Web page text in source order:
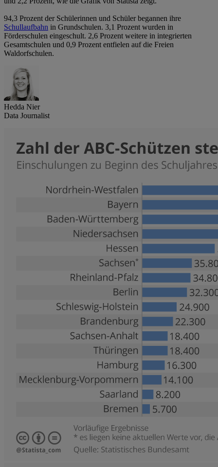
94,3 Prozent der Schülerinnen und Schüler begannen ihre
Schullaufbahn in Grundschulen. 3,1 Prozent wurden in
Förderschulen eingeschult. 2,6 Prozent weitere in integrierten
Gesamtschulen und 0,9 Prozent entfielen auf die Freien
Waldorfschulen.
Hedda Nier
Data Journalist